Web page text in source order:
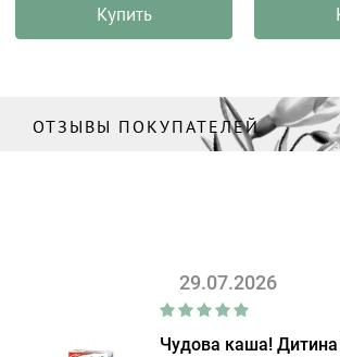
Купить
ОТЗЫВЫ ПОКУПАТЕЛЕЙ
29.07.2026
Чудова каша! Дитина